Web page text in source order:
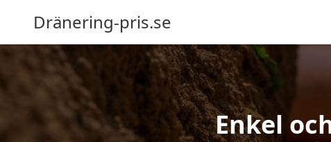
Dränering-pris.se
Enkel